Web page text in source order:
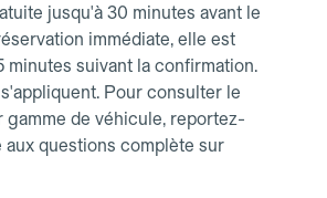
jusqu'à 30 minutes avant le
immédiate, elle est
minutes suivant la confirmation.
Pour consulter le
gamme de véhicule, reportez-
aux questions complète sur